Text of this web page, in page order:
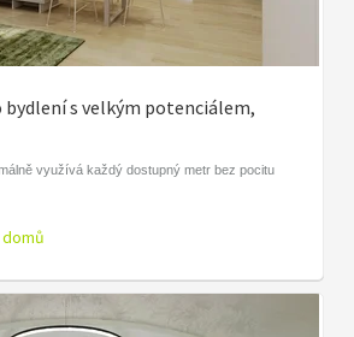
s velkým potenciálem,
využívá každý dostupný metr bez pocitu